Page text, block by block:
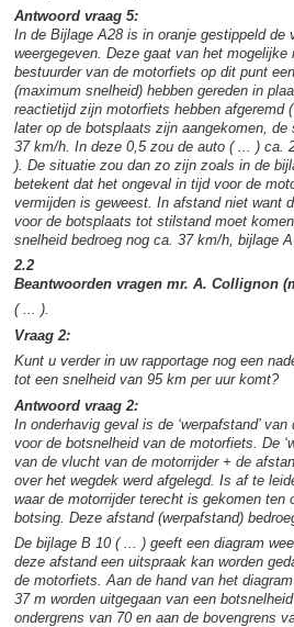
Antwoord vraag 5:
In de Bijlage A28 is in oranje gestippeld de
weergegeven. Deze gaat van het
bestuurder van de motorfiets op dit punt
(maximum snelheid) hebben gereden in
reactietijd zijn motorfiets hebben afgeremd
later op de botsplaats zijn aangekomen, de
37 km/h. In deze 0,5 zou de auto ( ... ) ca.
). De situatie zou dan zo zijn zoals in de
betekent dat het ongeval in tijd voor de
vermijden is geweest. In afstand niet want
voor de botsplaats tot stilstand moet
snelheid bedroeg nog ca. 37 km/h, bijlage A
2.2
Beantwoorden vragen mr. A. Collignon
( ... ).
Vraag 2:
Kunt u verder in uw rapportage nog een
tot een snelheid van 95 km per uur komt?
Antwoord vraag 2:
In onderhavig geval is de ‘werpafstand’
voor de botsnelheid van de motorfiets. De
van de vlucht van de motorrijder + de
over het wegdek werd afgelegd. Is af te
waar de motorrijder terecht is gekomen ten
botsing. Deze afstand (werpafstand)
De bijlage B 10 ( ... ) geeft een diagram
deze afstand een uitspraak kan worden
de motorfiets. Aan de hand van het
37 m worden uitgegaan van een
ondergrens van 70 en aan de bovengrens